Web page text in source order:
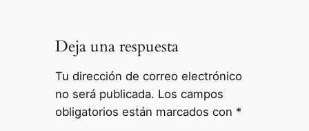
Deja una respuesta
Tu dirección de correo electrónico
no será publicada. Los campos
obligatorios están marcados con *